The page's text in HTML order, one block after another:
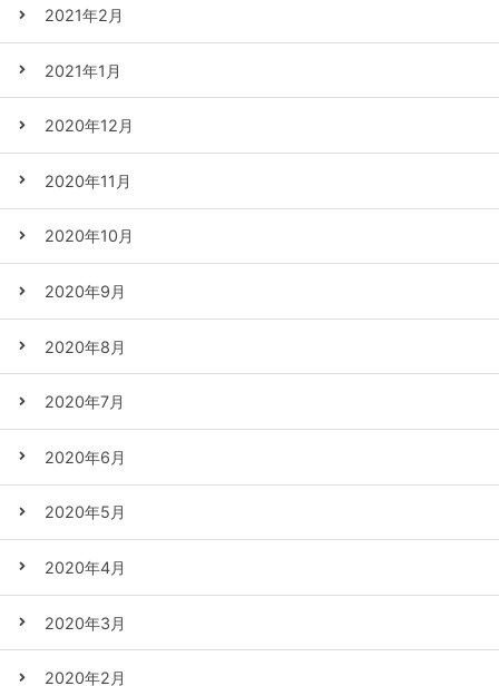
2021年2月
2021年1月
2020年12月
2020年11月
2020年10月
2020年9月
2020年8月
2020年7月
2020年6月
2020年5月
2020年4月
2020年3月
2020年2月